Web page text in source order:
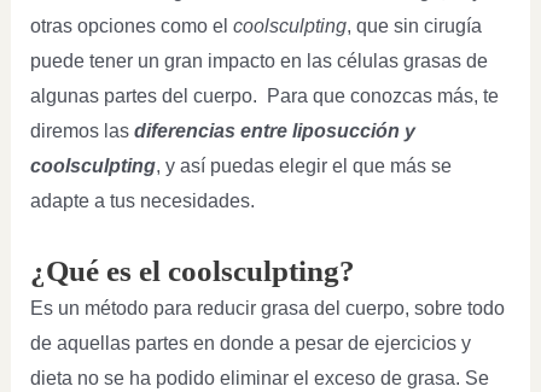
otras opciones como el coolsculpting, que sin cirugía
puede tener un gran impacto en las células grasas de
algunas partes del cuerpo. Para que conozcas más, te
diremos las diferencias entre liposucción y
coolsculpting, y así puedas elegir el que más se
adapte a tus necesidades.
¿Qué es el coolsculpting?
Es un método para reducir grasa del cuerpo, sobre todo
de aquellas partes en donde a pesar de ejercicios y
dieta no se ha podido eliminar el exceso de grasa. Se